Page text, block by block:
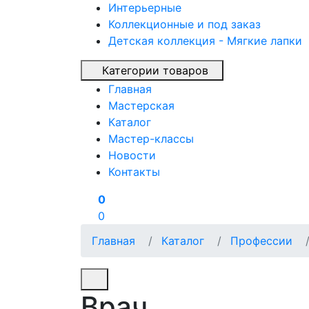
Интерьерные
Коллекционные и под заказ
Детская коллекция - Мягкие лапки
Категории товаров
Главная
Мастерская
Каталог
Мастер-классы
Новости
Контакты
0
0
Главная
Каталог Профессии